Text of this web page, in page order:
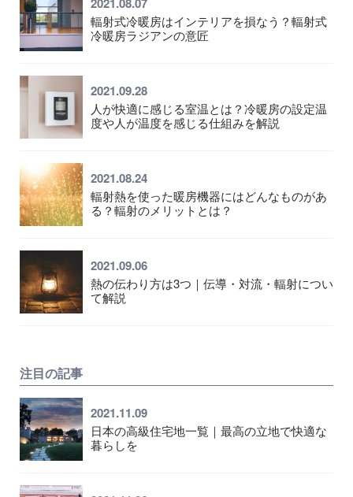
輻射式冷暖房はインテリアを損なう？輻射式
冷暖房ラジアンの意匠
2021.09.28
人が快適に感じる室温とは？冷暖房の設定温
度や人が温度を感じる仕組みを解説
2021.08.24
輻射熱を使った暖房機器にはどんなものがあ
る？輻射のメリットとは？
2021.09.06
熱の伝わり方は3つ｜伝導・対流・輻射につい
て解説
注目の記事
2021.11.09
日本の高級住宅地一覧｜最高の立地で快適な
暮らしを